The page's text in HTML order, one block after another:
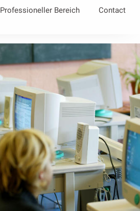
Professioneller Bereich Contact